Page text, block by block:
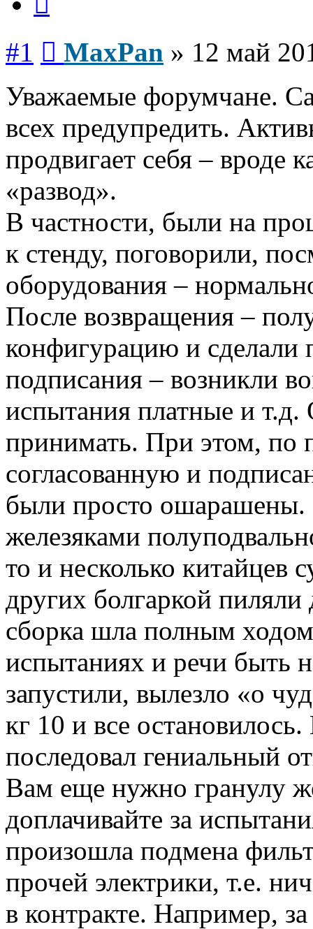
#1 MaxPan » 12 май
Уважаемые форумчане.
всех предупредить.
продвигает себя – вроде
«развод».
В частности, были на
к стенду, поговорили,
оборудования –
После возвращения –
конфигурацию и сделали
подписания – возникли
испытания платные и
принимать. При этом, по
согласованную и
были просто
железяками
то и несколько китайцев
других болгаркой
сборка шла полным
испытаниях и речи быть
запустили, вылезло «о
кг 10 и все
последовал гениальный
Вам еще нужно гранулу
доплачивайте за
произошла подмена
прочей электрики, т.е.
в контракте. Например,